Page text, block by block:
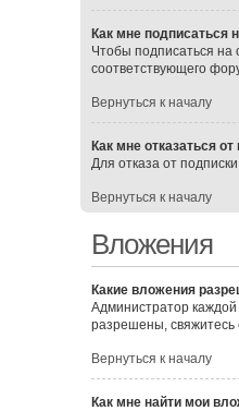
Как мне
Чтобы подписаться
соответствующего
Вернуться к началу
Как мне отказаться
Для отказа от
Вернуться к началу
Вложения
Какие вложения
Администратор
разрешены,
Вернуться к началу
Как мне найти мои